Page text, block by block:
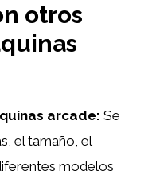
otros
arcade: Se
el tamaño, el
modelos